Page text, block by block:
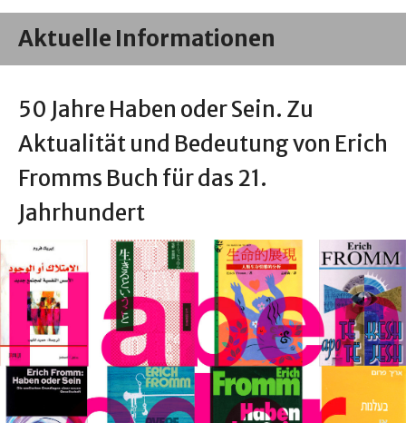
Aktuelle Informationen
50 Jahre Haben oder Sein. Zu
Aktualität und Bedeutung von Erich
Fromms Buch für das 21.
Jahrhundert